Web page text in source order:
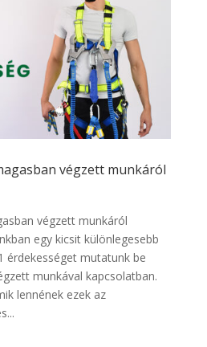
végzett munkáról
végzett munkáról
egy kicsit különlegesebb
érdekességet mutatunk be
munkával kapcsolatban.
lennének ezek az